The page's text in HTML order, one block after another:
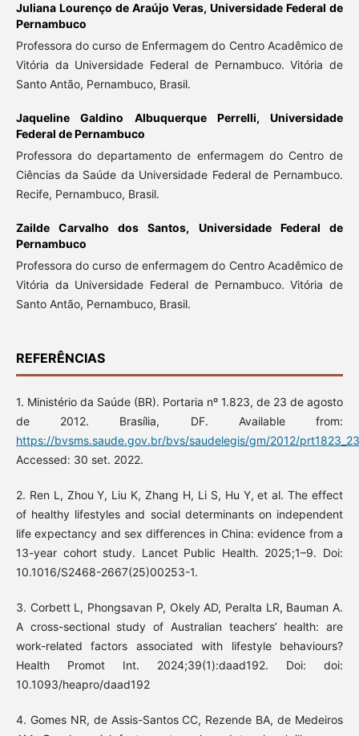
Juliana Lourenço de Araújo Veras,Universidade Federal de
Pernambuco
Professora do curso de Enfermagem do Centro Acadêmico de
Vitória da Universidade Federal de Pernambuco. Vitória de
Santo Antão, Pernambuco, Brasil.
Jaqueline Galdino Albuquerque Perrelli,Universidade
Federal de Pernambuco
Professora do departamento de enfermagem do Centro de
Ciências da Saúde da Universidade Federal de Pernambuco.
Recife, Pernambuco, Brasil.
Zailde Carvalho dos Santos, Universidade Federal de
Pernambuco
Professora do curso de enfermagem do Centro Acadêmico de
Vitória da Universidade Federal de Pernambuco. Vitória de
Santo Antão, Pernambuco, Brasil.
REFERÊNCIAS
1. Ministério da Saúde (BR). Portaria nº 1.823, de 23 de agosto
de 2012. Brasília, DF. Available from:
https://bvsms.saude.gov.br/bvs/saudelegis/gm/2012/
Accessed: 30 set. 2022.
2. Ren L, Zhou Y, Liu K, Zhang H, Li S, Hu Y, et al. The effect
of healthy lifestyles and social determinants on independent
life expectancy and sex differences in China: evidence from a
13-year cohort study. Lancet Public Health. 2025;1–9. Doi:
10.1016/S2468-2667(25)00253-1.
3. Corbett L, Phongsavan P, Okely AD, Peralta LR, Bauman A.
A cross-sectional study of Australian teachers’ health: are
work-related factors associated with lifestyle behaviours?
Health Promot Int. 2024;39(1):daad192. Doi: doi:
10.1093/heapro/daad192
4. Gomes NR, de Assis-Santos CC, Rezende BA, de Medeiros